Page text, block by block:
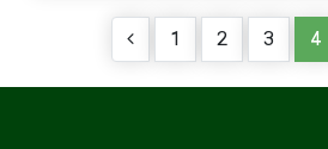
1 2 3 4